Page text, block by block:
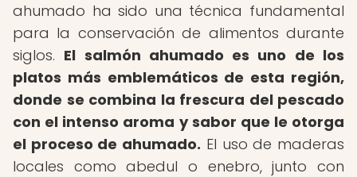
ahumado ha sido una técnica fundamental
para la conservación de alimentos durante
siglos. El salmón ahumado es uno de los
platos más emblemáticos de esta región,
donde se combina la frescura del pescado
con el intenso aroma y sabor que le otorga
el proceso de ahumado. El uso de maderas
locales como abedul o enebro, junto con